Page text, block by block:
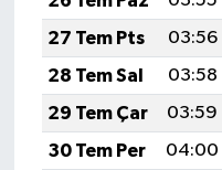
27 Tem Pts
03:56
28 Tem Sal
03:58
29 Tem Çar
03:59
30 Tem Per
04:00
YEREL
AFYON
AFYONKARAHİSAR